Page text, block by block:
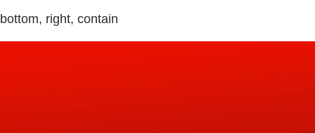
bottom, right, contain